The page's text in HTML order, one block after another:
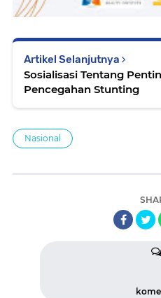
Artikel Selanjutnya
Sosialisasi Tentang
Pencegahan Stunting
Nasional